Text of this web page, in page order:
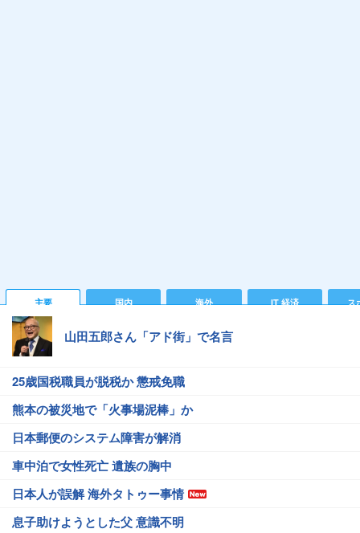
主要 国内 海外 IT 経済 ス
山田五郎さん「アド街」で名言
25歳国税職員が脱税か 懲戒免職
熊本の被災地で「火事場泥棒」か
日本郵便のシステム障害が解消
車中泊で女性死亡 遺族の胸中
日本人が誤解 海外タトゥー事情
息子助けようとした父 意識不明